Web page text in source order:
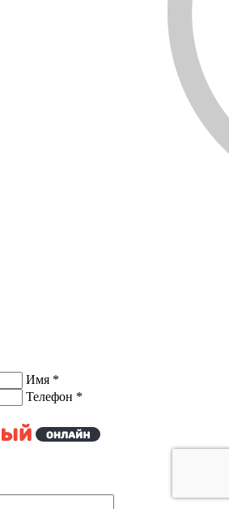
Имя *
Телефон *